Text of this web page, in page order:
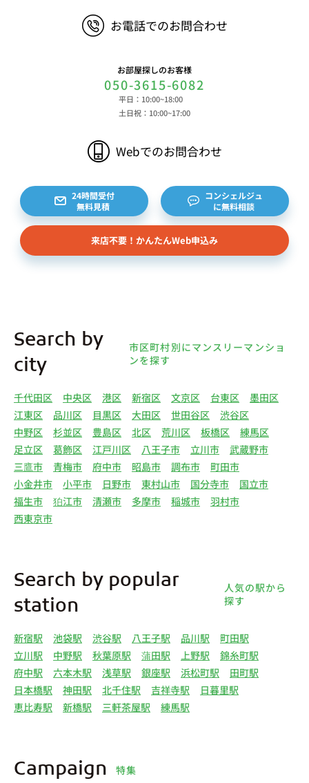
お電話でのお問合わせ
お部屋探しのお客様
050-3615-6082
平日：10:00~18:00
土日祝：10:00~17:00
Webでのお問合わせ
24時間受付
無料見積
コンシェルジュ
に無料相談
来店不要！かんたんWeb申込み
Search by
city
市区町村別にマンスリーマンショ
ンを探す
千代田区 中央区 港区 新宿区 文京区 台東区
墨田区
江東区
品川区 目黒区 大田区 世田谷区
渋谷区
中野区
杉並区 豊島区 北区 荒川区 板橋区
練馬区
足立区
葛飾区 江戸川区 八王子市 立川市
武蔵野市
三鷹市
青梅市 府中市 昭島市 調布市
町田市
小金井市
小平市 日野市 東村山市 国分寺市
国立市
福生市
狛江市 清瀬市 多摩市 稲城市
羽村市
西東京市
Search by popular
station
人気の駅から
探す
新宿駅 池袋駅 渋谷駅 八王子駅 品川駅
町田駅
立川駅
中野駅 秋葉原駅 蒲田駅 上野駅
錦糸町駅
府中駅
六本木駅 浅草駅 銀座駅 浜松町駅
田町駅
日本橋駅
神田駅 北千住駅 吉祥寺駅
日暮里駅
恵比寿駅
新橋駅 三軒茶屋駅 練馬駅
Campaign 特集